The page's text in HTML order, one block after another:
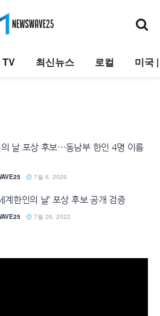
TV 최신뉴스 로컬 미국
날 포상 후보…동남부 한인 4명 이름
7월 6, 2026
계한인의 날’ 포상 후보 공개 검증
7월 26, 2022